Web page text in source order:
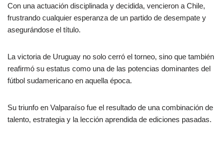
Con una actuación disciplinada y decidida, vencieron a Chile,
frustrando cualquier esperanza de un partido de desempate y
asegurándose el título.
La victoria de Uruguay no solo cerró el torneo, sino que también
reafirmó su estatus como una de las potencias dominantes del
fútbol sudamericano en aquella época.
Su triunfo en Valparaíso fue el resultado de una combinación de
talento, estrategia y la lección aprendida de ediciones pasadas.